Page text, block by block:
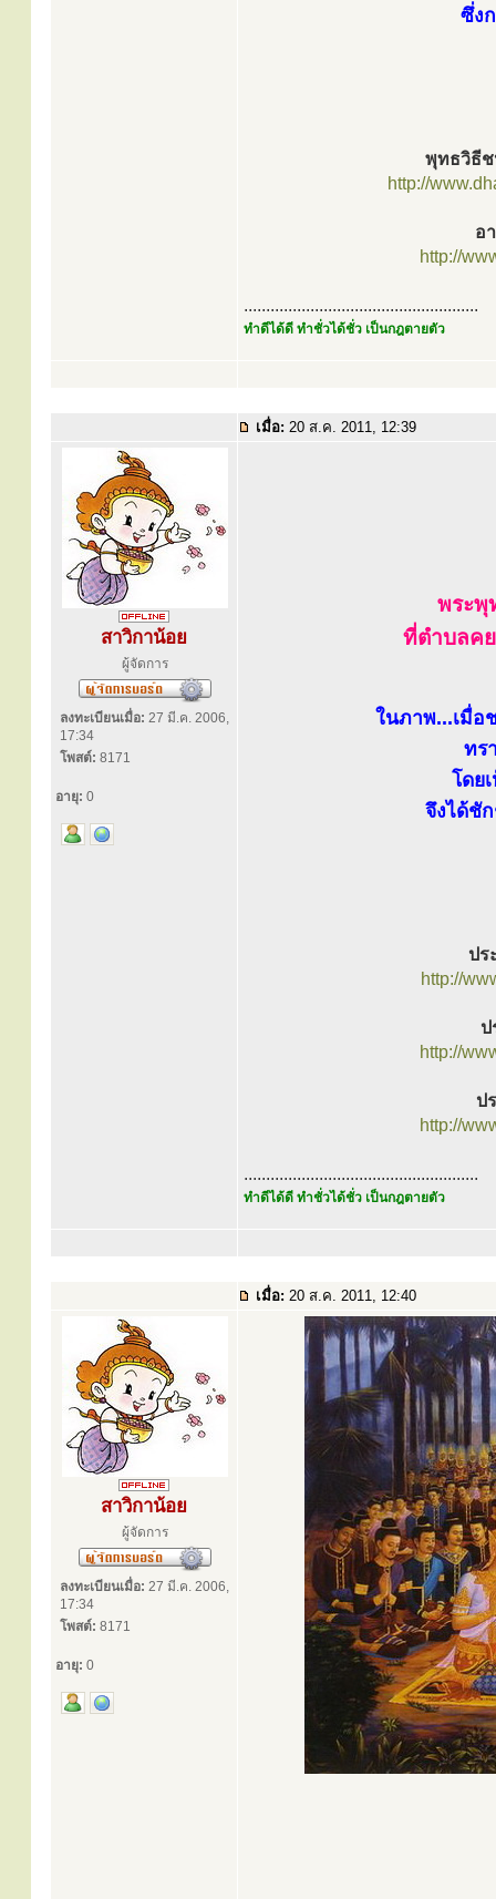
ซึ่ง
พุทธวิธีช
http://
อ
http://
.....................................................
ทำดีได้ดี ทำชั่วได้ชั่ว เป็นกฎตายตัว
เมื่อ: 20 ส.ค. 2011, 12:39
สาวิกาน้อย
ผู้จัดการ
ลงทะเบียนเมื่อ: 27 มี.ค. 2006,
17:34
โพสต์: 8171
อายุ: 0
พระพุ
ที่ตำบลค
ในภาพ...เมื่อ
ทร
โดย
จึงได้ชั
ปร
http://
ป
http://
ป
http://
.....................................................
ทำดีได้ดี ทำชั่วได้ชั่ว เป็นกฎตายตัว
เมื่อ: 20 ส.ค. 2011, 12:40
สาวิกาน้อย
ผู้จัดการ
ลงทะเบียนเมื่อ: 27 มี.ค. 2006,
17:34
โพสต์: 8171
อายุ: 0